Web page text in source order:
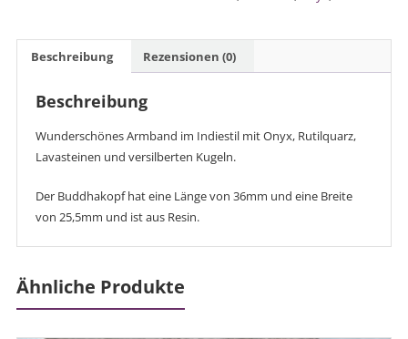
Beschreibung Rezensionen (0)
Beschreibung
Wunderschönes Armband im Indiestil mit Onyx, Rutilquarz,
Lavasteinen und versilberten Kugeln.
Der Buddhakopf hat eine Länge von 36mm und eine Breite
von 25,5mm und ist aus Resin.
Ähnliche Produkte